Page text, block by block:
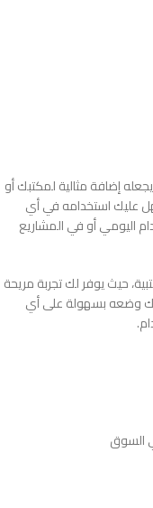
إضافة مثالية لمكتبك أو
عليك استخدامه في أي
اليومي أو في المشاريع
حيث يوفر لك تجربة مريحة
وضعه بسهولة على أي
السوق